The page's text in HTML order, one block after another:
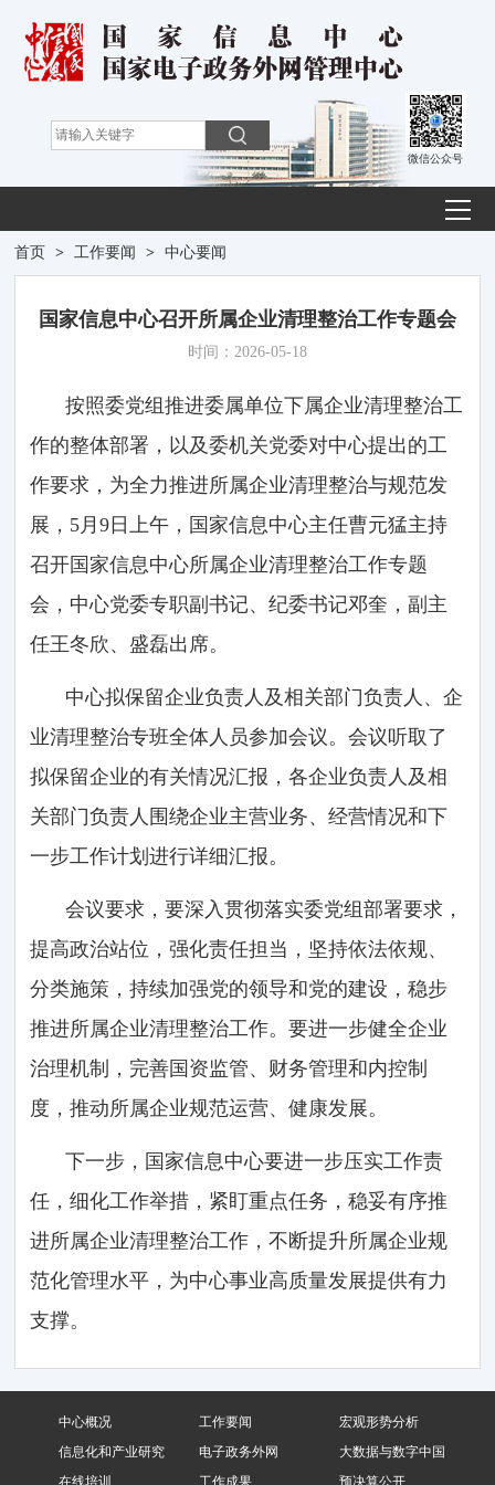
微信公众号
首页 > 工作要闻 > 中心要闻
国家信息中心召开所属企业清理整治工作专题会
时间：2026-05-18
按照委党组推进委属单位下属企业清理整治工
作的整体部署，以及委机关党委对中心提出的工
作要求，为全力推进所属企业清理整治与规范发
展，5月9日上午，国家信息中心主任曹元猛主持
召开国家信息中心所属企业清理整治工作专题
会，中心党委专职副书记、纪委书记邓奎，副主
任王冬欣、盛磊出席。
中心拟保留企业负责人及相关部门负责人、企
业清理整治专班全体人员参加会议。会议听取了
拟保留企业的有关情况汇报，各企业负责人及相
关部门负责人围绕企业主营业务、经营情况和下
一步工作计划进行详细汇报。
会议要求，要深入贯彻落实委党组部署要求，
提高政治站位，强化责任担当，坚持依法依规、
分类施策，持续加强党的领导和党的建设，稳步
推进所属企业清理整治工作。要进一步健全企业
治理机制，完善国资监管、财务管理和内控制
度，推动所属企业规范运营、健康发展。
下一步，国家信息中心要进一步压实工作责
任，细化工作举措，紧盯重点任务，稳妥有序推
进所属企业清理整治工作，不断提升所属企业规
范化管理水平，为中心事业高质量发展提供有力
支撑。
中心概况 工作要闻
宏观形势分析
信息化和产业研究
电子政务外网
大数据与数字中国
在线培训
工作成果 预决算公开